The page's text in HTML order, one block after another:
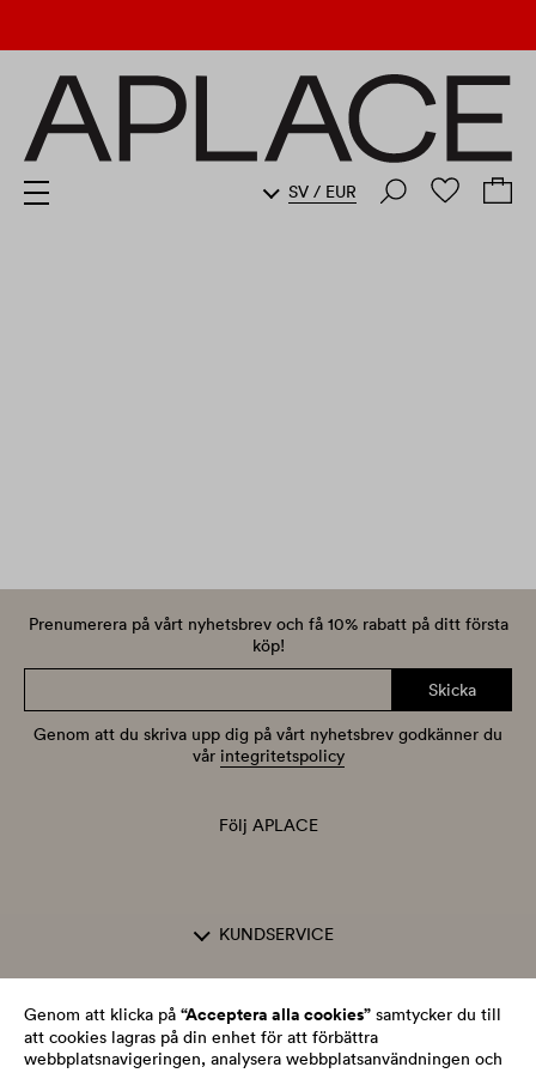
Genom att klicka på “Acceptera alla cookies” samtycker du till
att cookies lagras på din enhet för att förbättra
webbplatsnavigeringen, analysera webbplatsanvändningen och
SV / EUR
Prenumerera på vårt nyhetsbrev och få 10% rabatt på ditt första
köp!
Skicka
Genom att du skriva upp dig på vårt nyhetsbrev godkänner du
vår integritetspolicy
Följ APLACE
KUNDSERVICE
OM APLACE